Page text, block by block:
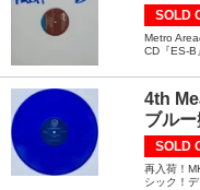
SOLD
Metro
CD『ES-B
4th
ブル
SOLD
再入荷！
シック！